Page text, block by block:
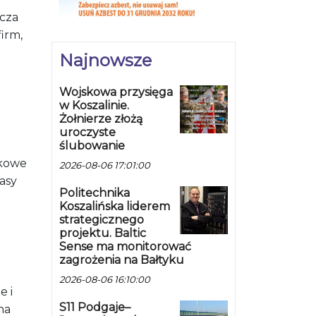
i
Najnowsze
Wojskowa przysięga
w Koszalinie.
Żołnierze złożą
uroczyste
ślubowanie
2026-08-06 17:01:00
Politechnika
Koszalińska liderem
strategicznego
projektu. Baltic
Sense ma monitorować
zagrożenia na Bałtyku
2026-08-06 16:10:00
S11 Podgaje–